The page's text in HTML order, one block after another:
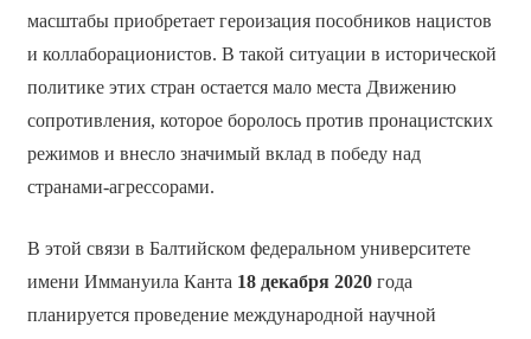
масштабы приобретает героизация пособников нацистов
и коллаборационистов. В такой ситуации в исторической
политике этих стран остается мало места Движению
сопротивления, которое боролось против пронацистских
режимов и внесло значимый вклад в победу над
странами-агрессорами.
В этой связи в Балтийском федеральном университете
имени Иммануила Канта 18 декабря 2020года
планируется проведение международной научной